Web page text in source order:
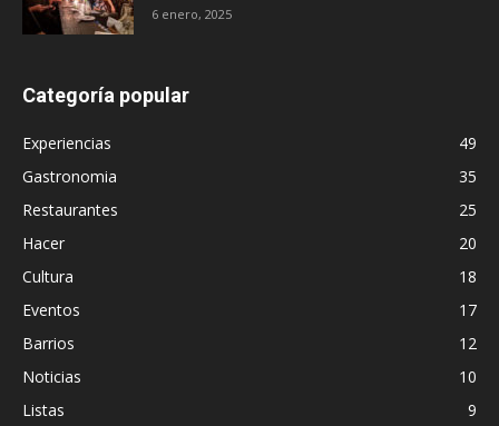
6 enero, 2025
Categoría popular
Experiencias
49
Gastronomia
35
Restaurantes
25
Hacer
20
Cultura
18
Eventos
17
Barrios
12
Noticias
10
Listas
9